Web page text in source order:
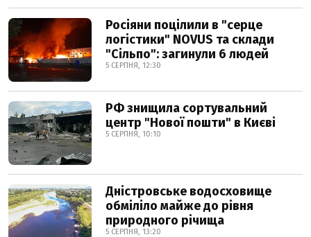
Росіяни поцілили в "серце
логістики" NOVUS та склади
"Сільпо": загинули 6 людей
5 СЕРПНЯ, 12:30
РФ знищила сортувальний
центр "Нової пошти" в Києві
5 СЕРПНЯ, 10:10
Дністровське водосховище
обміліло майже до рівня
природного річища
5 СЕРПНЯ, 13:20